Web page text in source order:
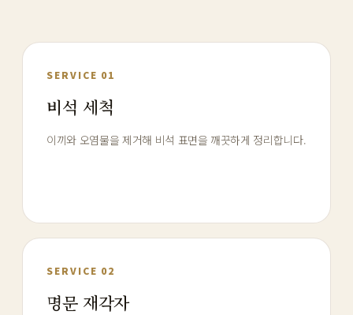
SERVICE 01
비석 세척
이끼와 오염물을 제거해 비석 표면을 깨끗하게 정리합니다.
SERVICE 02
명문 재각자